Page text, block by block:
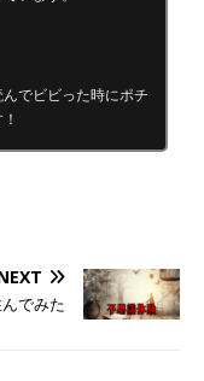
でビビった時にポチ
でみた